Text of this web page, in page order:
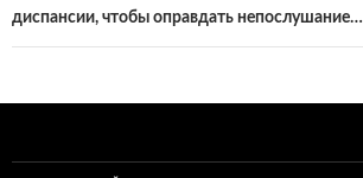
диспансии, чтобы оправдать непослушание…